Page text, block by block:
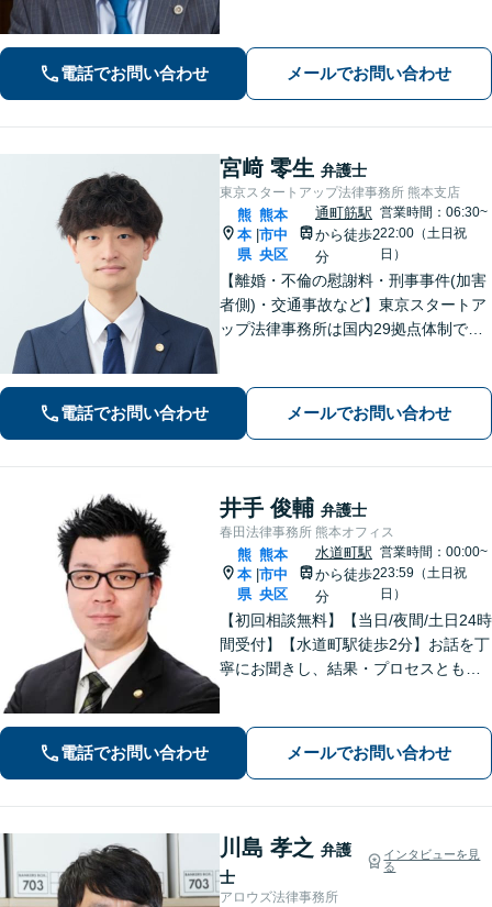
務・過払い金】債務問題にスピーディ
に対応。過払い金も多額の回収実績
電話でお問い合わせ メールでお問い合わせ
宮﨑 零生 弁護士
東京スタートアップ法律事務所 熊本支店
熊
本
県
|
熊本
市中
央区
通町筋駅
から徒歩2
分
営業時間：06:30~
22:00（土日祝
日）
【離婚・不倫の慰謝料・刑事事件(加害
者側)・交通事故など】東京スタートア
ップ法律事務所は国内29拠点体制で全
専門性の高い弁護士が寄り添い解決を
サポートします。
電話でお問い合わせ メールでお問い合わせ
井手 俊輔 弁護士
春田法律事務所 熊本オフィス
熊
本
県
|
熊本
市中
央区
水道町駅
から徒歩2
分
営業時間：00:00~
23:59（土日祝
日）
【初回相談無料】【当日/夜間/土日24時
間受付】【水道町駅徒歩2分】お話を丁
寧にお聞きし、結果・プロセスともに
電話でお問い合わせ メールでお問い合わせ
川島 孝之 弁護
士
インタビューを見
る
アロウズ法律事務所